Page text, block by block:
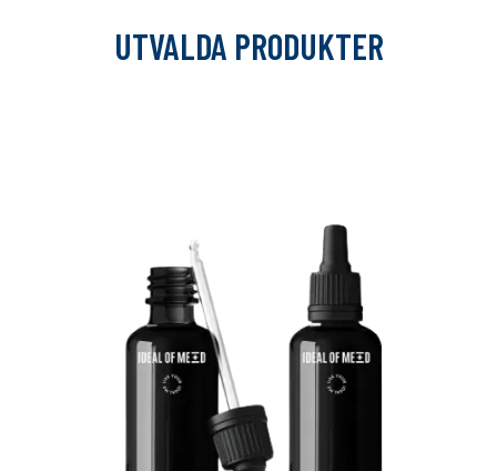
UTVALDA PRODUKTER